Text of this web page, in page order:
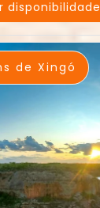
disponibilidade
de Xingó